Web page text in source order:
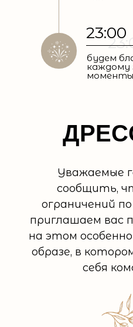
23:00
будем
каждому
Уважаемые
сообщить,
ограничений
приглашаем вас
на этом
образе, в
себя